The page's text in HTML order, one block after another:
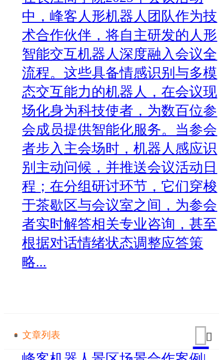
中，峰客人形机器人团队作为技
术合作伙伴，将自主研发的人形
智能交互机器人深度融入会议全
流程。这些具备情感识别与多模
态交互能力的机器人，在会议现
场化身为科技使者，为数百位参
会成员提供智能化服务。当参会
者步入主会场时，机器人感应识
别主动问候，并推送会议活动日
程；在分组研讨环节，它们穿梭
于茶歇区与会议室之间，为参会
者实时解答相关专业咨询，甚至
根据对话情绪状态调整应答策
略...
文章列表